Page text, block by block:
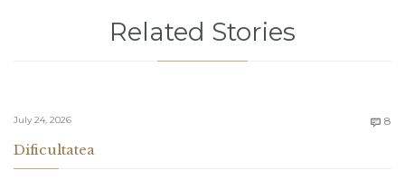
Related Stories
July 24, 2026  8
Dificultatea